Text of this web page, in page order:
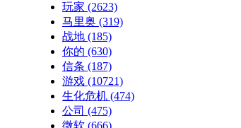
玩家 (2623)
马里奥 (319)
战地 (185)
你的 (630)
信条 (187)
游戏 (10721)
生化危机 (474)
公司 (475)